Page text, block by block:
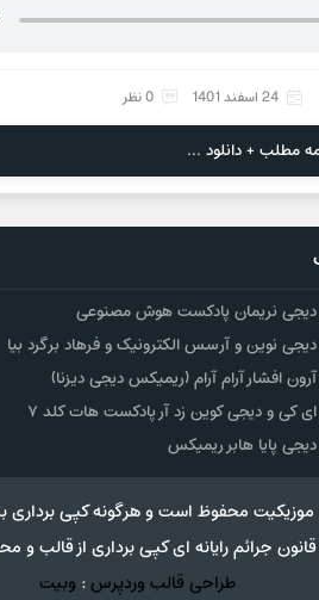
24 اسفند 1401 0 نظر
مطلب + دانلود ...
نریمان پادکست هوش مصنوعی
نوین و آرسس الکترونیک و فرهاد برگرد بیا
افشار آرام آرام (ریمیکس دیجی دیزنا)
کی و دیجی کوین زد آر پادکست هات کلد ۷
پایا هابر ریمیکس
محفوظ است و هرگونه کپی برداری
طراحی قالب وردپرس: وبیت